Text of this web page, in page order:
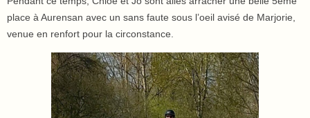
place à Aurensan avec un sans faute sous l’oeil avisé de Marjorie,
venue en renfort pour la circonstance.